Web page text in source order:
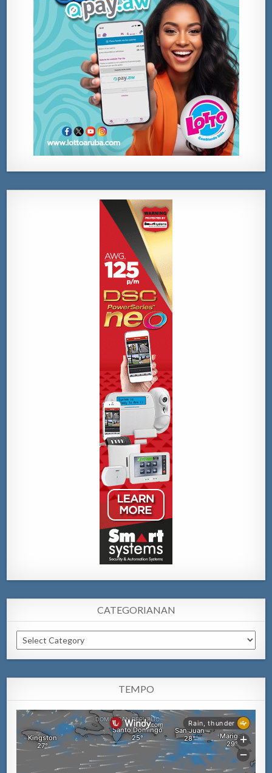
CATEGORIANAN
Categorianan
TEMPO